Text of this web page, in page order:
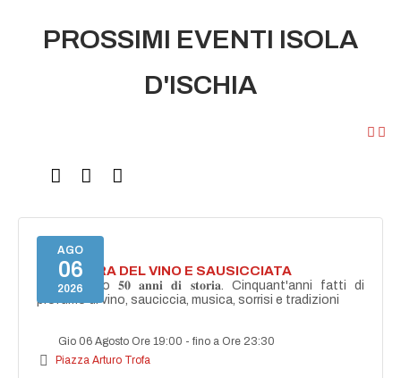
PROSSIMI EVENTI ISOLA
D'ISCHIA
AGO
06
2026
46^ SAGRA DEL VINO E SAUSICCIATA
Celebreremo 𝟓𝟎 𝐚𝐧𝐧𝐢 𝐝𝐢 𝐬𝐭𝐨𝐫𝐢𝐚. Cinquant'anni fatti di
profumo di vino, sauciccia, musica, sorrisi e tradizioni
Gio 06 Agosto Ore 19:00 -fino a Ore 23:30
Piazza Arturo Trofa